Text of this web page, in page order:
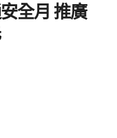
全月 推廣